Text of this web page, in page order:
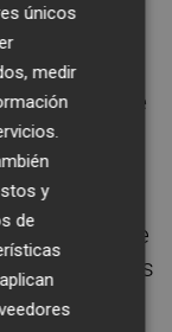
a largo
tiene
que su
diluir
una de
contratistas
uno de
únicos
medir
y
de